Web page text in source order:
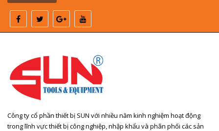
Công ty cổ phần thiết bị SUN với nhiều năm kinh nghiệm hoạt động
trong lĩnh vực thiết bị công nghiệp, nhập khẩu và phân phối các sản